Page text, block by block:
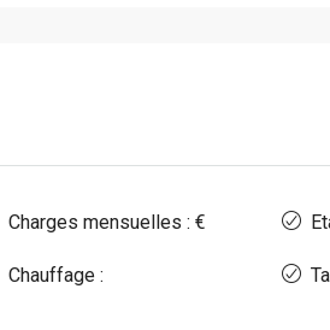
Charges mensuelles : €
Chauffage :